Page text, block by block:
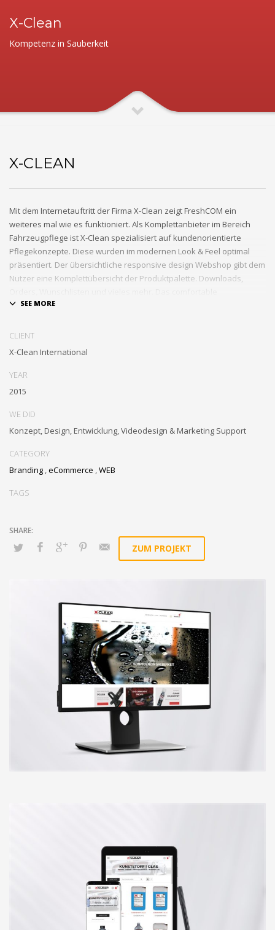
X-Clean
Kompetenz in Sauberkeit
X-CLEAN
Mit dem Internetauftritt der Firma X-Clean zeigt FreshCOM ein
weiteres mal wie es funktioniert. Als Komplettanbieter im Bereich
Fahrzeugpflege ist X-Clean spezialisiert auf kundenorientierte
Pflegekonzepte. Diese wurden im modernen Look & Feel optimal
präsentiert. Der übersichtliche responsive design Webshop gibt dem
Nutzer eine Komplettübersicht der Produktpalette. Downloads,
(CMS)Content Management System ermöglicht es dem Kunden die
CLIENT
X-Clean International
YEAR
2015
WE DID
Konzept, Design, Entwicklung, Videodesign & Marketing Support
CATEGORY
Branding eCommerce WEB
TAGS
ZUM PROJEKT